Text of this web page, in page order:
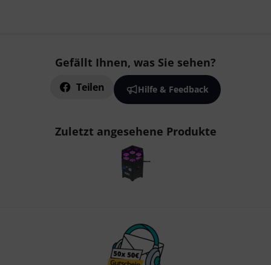
Gefällt Ihnen, was Sie sehen?
Teilen Hilfe & Feedback
Zuletzt angesehene Produkte